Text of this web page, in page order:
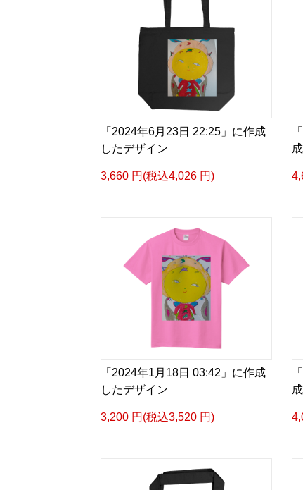
「2024年6月23日 22:25」に作成
したデザイン
3,660 円(税込4,026 円)
「2024年1月18日 03:42」に作成
したデザイン
3,200 円(税込3,520 円)